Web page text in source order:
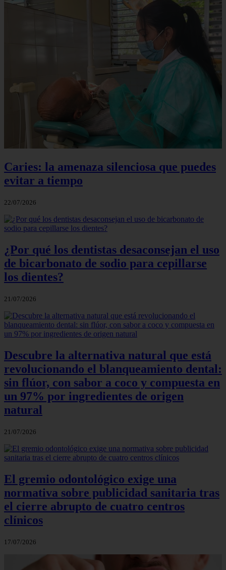
Caries: la amenaza silenciosa que puedes
evitar a tiempo
22/07/2026
¿Por qué los dentistas desaconsejan el uso
de bicarbonato de sodio para cepillarse
los dientes?
21/07/2026
Descubre la alternativa natural que está
revolucionando el blanqueamiento dental:
sin flúor, con sabor a coco y compuesta en
un 97% por ingredientes de origen
natural
21/07/2026
El gremio odontológico exige una
normativa sobre publicidad sanitaria tras
el cierre abrupto de cuatro centros
clínicos
17/07/2026